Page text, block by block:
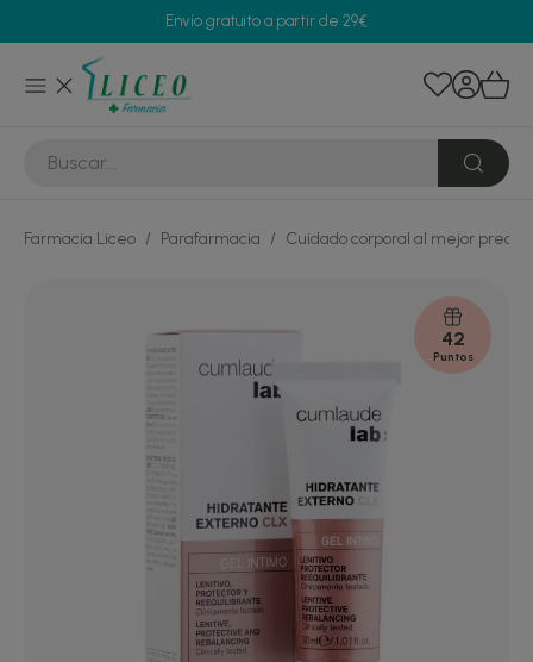
Envío gratuito a partir de 29€
Farmacia Liceo / Parafarmacia / Cuidado corporal al mejor precio
42
Puntos